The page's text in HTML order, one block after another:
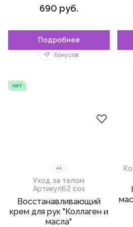
690 руб.
Подробнее
+7 бонусов
хит
Пожалуйста,войдите
зарегистрируйтесь,
чтобы добавить товар в
44
Уход за телом
Артикул62 cos
Восстанавливающий
крем для рук "Коллаген и
масла"